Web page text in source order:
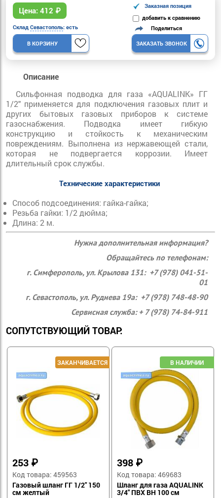
Цена: 412 ₽
Заказная позиция
добавить к сравнению
Склад Севастополь: есть
В КОРЗИНУ
Поделиться
ЗАКАЗАТЬ ЗВОНОК
Описание
Сильфонная подводка для газа «AQUALINK» ГГ
1/2" применяется для подключения газовых плит и
других бытовых газовых приборов к системе
газоснабжения. Подводка имеет гибкую
конструкцию и стойкость к механическим
повреждениям. Выполнена из нержавеющей стали,
которая не подвергается коррозии. Имеет
длительный срок службы.
Технические характеристики
Способ подсоединения: гайка-гайка;
Резьба гайки: 1/2 дюйма;
Длина: 2 м.
Нужна дополнительная информация?
Обращайтесь по телефонам:
г. Симферополь, ул. Крылова 131: +7 (978) 041-51-
01
г. Севастополь, ул. Руднева 19а: +7 (978) 748-48-90
Сервисная служба: + 7 (978) 74-84-911
СОПУТСТВУЮЩИЙ ТОВАР:
253 ₽
Код товара: 459563
Газовый шланг ГГ 1/2" 150
см желтый
398 ₽
Код товара: 469683
Шланг для газа AQUALINK
3/4" ПВХ ВН 100 см